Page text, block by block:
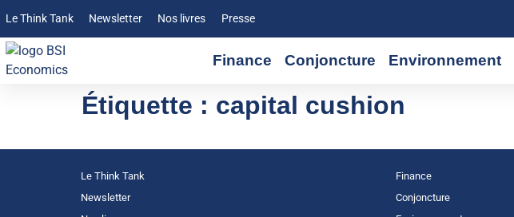
Le Think Tank Newsletter Nos livres Presse
Finance Conjoncture Environnement
Étiquette : capital cushion
Le Think Tank
Newsletter
Finance
Conjoncture